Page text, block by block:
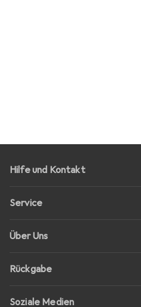
Hilfe und Kontakt
Service
Über Uns
Rückgabe
Soziale Medien